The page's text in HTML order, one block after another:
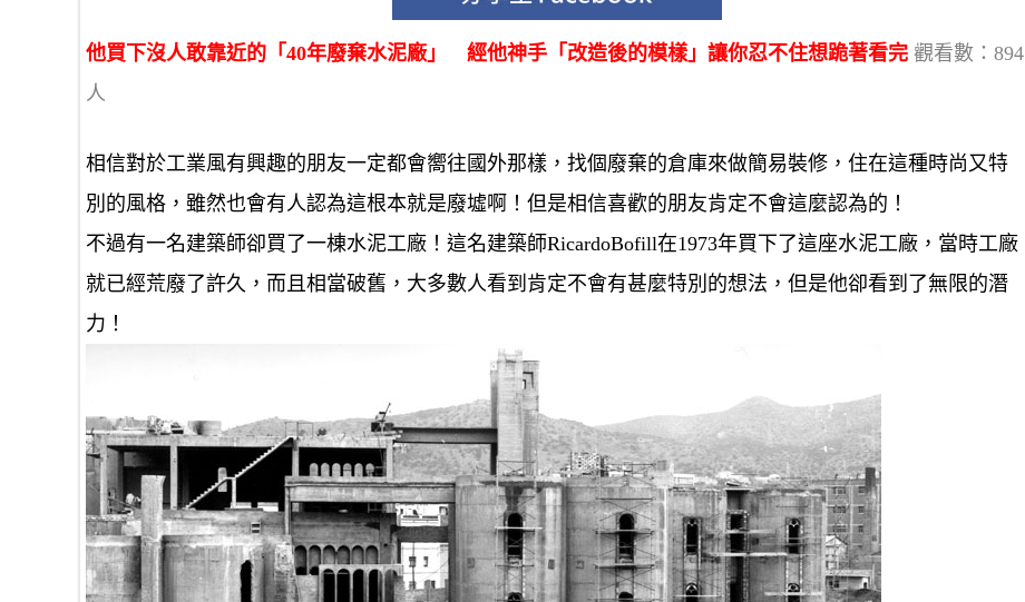
他買下沒人敢靠近的「40年廢棄水泥廠」 經他神手「改造後的模樣」讓你忍不住想跪著看完 觀看數：894
人
相信對於工業風有興趣的朋友一定都會嚮往國外那樣，找個廢棄的倉庫來做簡易裝修，住在這種時尚又特
別的風格，雖然也會有人認為這根本就是廢墟啊！但是相信喜歡的朋友肯定不會這麼認為的！
不過有一名建築師卻買了一棟水泥工廠！這名建築師RicardoBofill在1973年買下了這座水泥工廠，當時工廠
就已經荒廢了許久，而且相當破舊，大多數人看到肯定不會有甚麼特別的想法，但是他卻看到了無限的潛
力！